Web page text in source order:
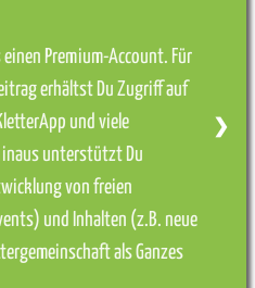
Premium-Account. Für
erhältst Du Zugriff auf
und viele
unterstützt Du
von freien
und Inhalten (z.B. neue
als Ganzes
❯